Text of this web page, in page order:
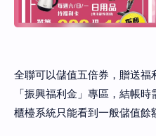
全聯可以儲值五倍券，贈送福
「振興福利金」專區，結帳
櫃檯系統只能看到一般儲值餘